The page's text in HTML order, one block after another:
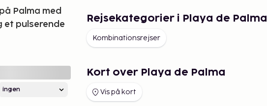
Palma med
et pulserende
Rejsekategorier i Playa de Palma
Kombinationsrejser
Kort over Playa de Palma
Vis på kort